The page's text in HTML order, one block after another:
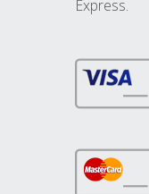
Express.